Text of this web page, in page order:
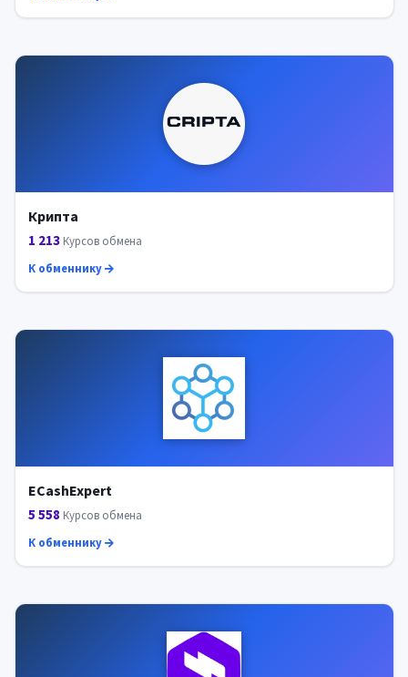
Крипта
1 213Курсов обмена
К обменнику
ECashExpert
5 558 Курсов обмена
К обменнику